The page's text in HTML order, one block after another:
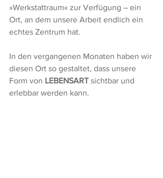
»Werkstattraum« zur Verfügung – ein
Ort, an dem unsere Arbeit endlich ein
echtes Zentrum hat.
In den vergangenen Monaten haben wir
diesen Ort so gestaltet, dass unsere
Form von LEBENSART sichtbar und
erlebbar werden kann.